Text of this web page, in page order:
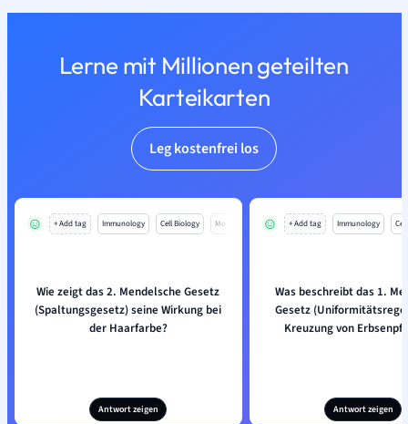
Lerne mit Millionen geteilten
Karteikarten
Leg kostenfrei los
+ Add tag Immunology Cell Biology Mo
Wie zeigt das 2. Mendelsche Gesetz
(Spaltungsgesetz) seine Wirkung bei
der Haarfarbe?
Antwort zeigen
+ Add tag Immunology
Was beschreibt das 1.
Gesetz
Kreuzung von
Antwort zeigen